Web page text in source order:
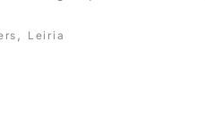
, Leiria